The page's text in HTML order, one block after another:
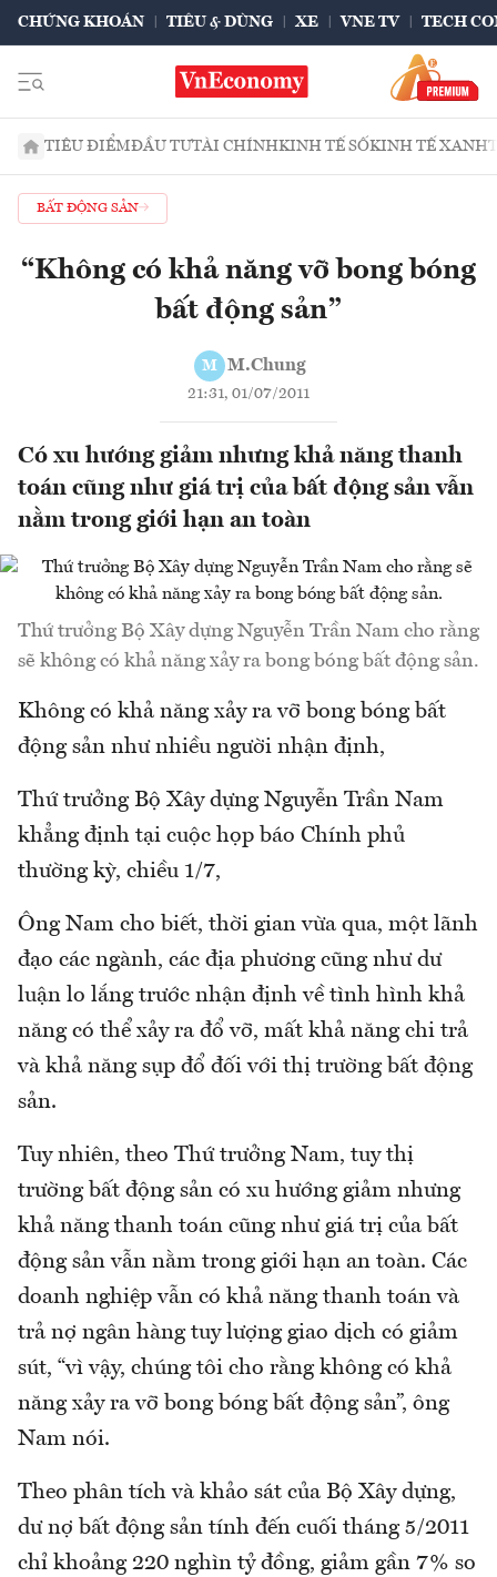
CHỨNG KHOÁN TIÊU & DÙNG XE VNE TV TECH
TIÊU ĐIỂMĐẦU TƯTÀI CHÍNHKINH TẾ SỐKINH TẾ XANH
BẤT ĐỘNG SẢN
“Không có khả năng vỡ bong bóng
bất động sản”
M M.Chung
21:31, 01/07/2011
Có xu hướng giảm nhưng khả năng thanh
toán cũng như giá trị của bất động sản vẫn
nằm trong giới hạn an toàn
Thứ trưởng Bộ Xây dựng Nguyễn Trần Nam cho rằng
sẽ không có khả năng xảy ra bong bóng bất động sản.
Không có khả năng xảy ra vỡ bong bóng bất
động sản như nhiều người nhận định,
Thứ trưởng Bộ Xây dựng Nguyễn Trần Nam
khẳng định tại cuộc họp báo Chính phủ
thường kỳ, chiều 1/7,
Ông Nam cho biết, thời gian vừa qua, một lãnh
đạo các ngành, các địa phương cũng như dư
luận lo lắng trước nhận định về tình hình khả
năng có thể xảy ra đổ vỡ, mất khả năng chi trả
và khả năng sụp đổ đối với thị trường bất động
sản.
Tuy nhiên, theo Thứ trưởng Nam, tuy thị
trường bất động sản có xu hướng giảm nhưng
khả năng thanh toán cũng như giá trị của bất
động sản vẫn nằm trong giới hạn an toàn. Các
doanh nghiệp vẫn có khả năng thanh toán và
trả nợ ngân hàng tuy lượng giao dịch có giảm
sút, “vì vậy, chúng tôi cho rằng không có khả
năng xảy ra vỡ bong bóng bất động sản”, ông
Nam nói.
Theo phân tích và khảo sát của Bộ Xây dựng,
dư nợ bất động sản tính đến cuối tháng 5/2011
chỉ khoảng 220 nghìn tỷ đồng, giảm gần 7% so